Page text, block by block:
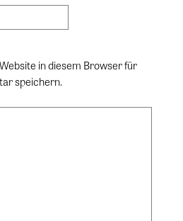
in diesem Browser für
speichern.